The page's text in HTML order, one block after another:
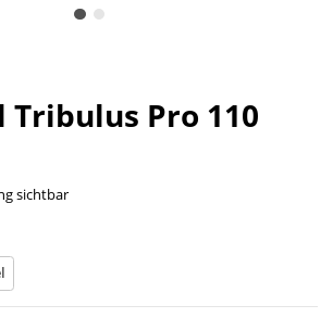
Tribulus Pro 110
sichtbar